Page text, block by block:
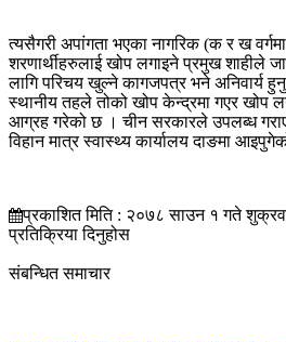
त्यसैगरी अपांगता भएका नागरिक (क र ख
शरणार्थीहरुलाई खोप लगाइने प्रमुख शाहीले
लागि परिचय खुल्ने कागजपत्र भने अनिवार्य
स्थानीय तहले तोको खोप केन्द्रमा गएर खोप
आग्रह गरेको छ । चीन सरकारले उपलब्ध
विहान मात्र स्वास्थ्य कार्यालय दाङमा
प्रकाशित मिति : २०७८ साउन १ गते
प्रतिक्रिया दिनुहोस
संबन्धित समाचार